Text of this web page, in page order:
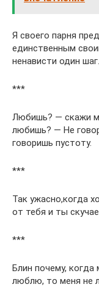
Я своего парня
единственным
ненависти один
***
Любишь? — скажи
любишь? — Не
говоришь пустоту.
***
Так ужасно,когда
от тебя и ты
***
Блин почему,
люблю, то меня не